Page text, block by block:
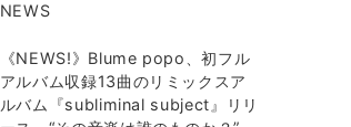
NEWS
《NEWS!》Blume popo、初フル
アルバム収録13曲のリミックスア
ルバム『subliminal subject』リリ